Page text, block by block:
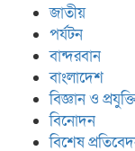
জাতীয়
পর্যটন
বান্দরবান
বাংলাদেশ
বিজ্ঞান ও
বিনোদন
বিশেষ